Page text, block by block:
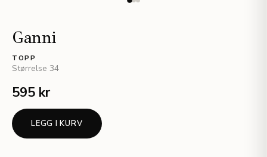
Ganni
TOPP
Størrelse 34
595 kr
LEGG I KURV